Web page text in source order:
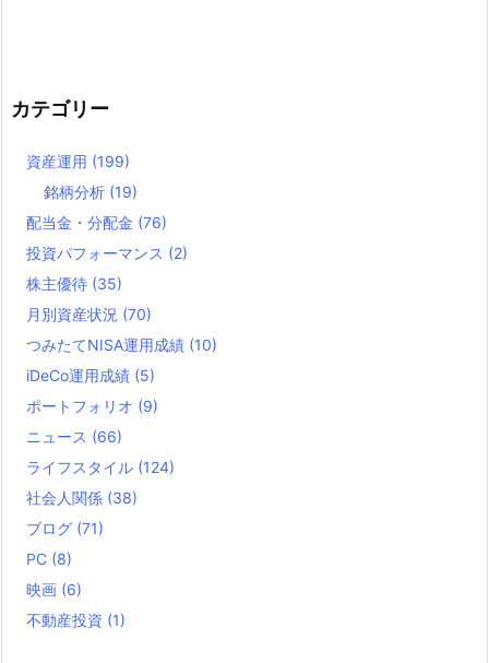
カテゴリー
資産運用 (199)
銘柄分析 (19)
配当金・分配金 (76)
投資パフォーマンス (2)
株主優待 (35)
月別資産状況 (70)
つみたてNISA運用成績 (10)
iDeCo運用成績 (5)
ポートフォリオ (9)
ニュース (66)
ライフスタイル (124)
社会人関係 (38)
ブログ (71)
PC (8)
映画 (6)
不動産投資 (1)